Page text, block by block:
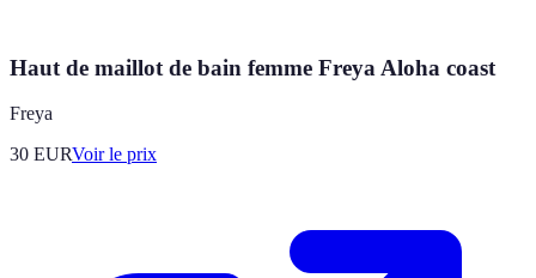
Haut de maillot de bain femme Freya Aloha coast
Freya
30 EURVoir le prix